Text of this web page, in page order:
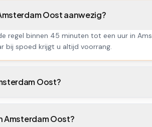
Oost aanwezig?
regel binnen 45 minuten tot een uur in
bij spoed krijgt u altijd voorrang.
Oost?
Amsterdam Oost?